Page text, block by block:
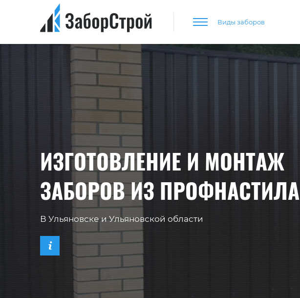
Виды заборов
ИЗГОТОВЛЕНИЕ И МОНТАЖ
ЗАБОРОВ ИЗ ПРОФНАСТИЛА
В Ульяновске и Ульяновской области